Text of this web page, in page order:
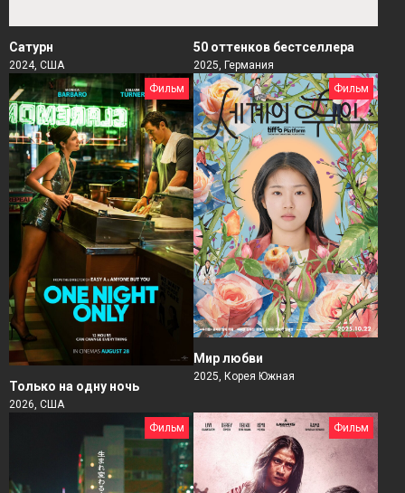
Сатурн
2024, США
50 оттенков бестселлера
2025, Германия
Фильм
Только на одну ночь
2026, США
Фильм
Мир любви
2025, Корея Южная
Фильм Фильм